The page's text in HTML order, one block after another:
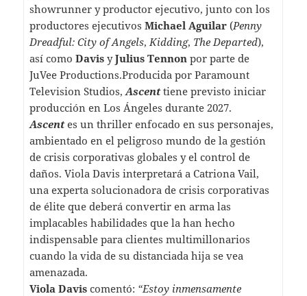
showrunner y productor ejecutivo, junto con los
productores ejecutivos Michael Aguilar(Penny
Dreadful: City of Angels, Kidding, The Departed),
así como DavisyJulius Tennon por parte de
JuVee Productions.Producida por Paramount
Television Studios, Ascenttiene previsto iniciar
producción en Los Ángeles durante 2027.
Ascentes un thriller enfocado en sus personajes,
ambientado en el peligroso mundo de la gestión
de crisis corporativas globales y el control de
daños. Viola Davis interpretará a Catriona Vail,
una experta solucionadora de crisis corporativas
de élite que deberá convertir en arma las
implacables habilidades que la han hecho
indispensable para clientes multimillonarios
cuando la vida de su distanciada hija se vea
amenazada.
Viola Daviscomentó: “Estoy inmensamente